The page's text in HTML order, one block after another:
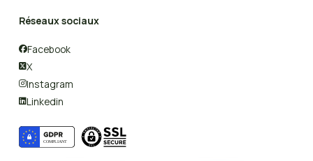
Réseaux sociaux
Facebook
X
Instagram
Linkedin